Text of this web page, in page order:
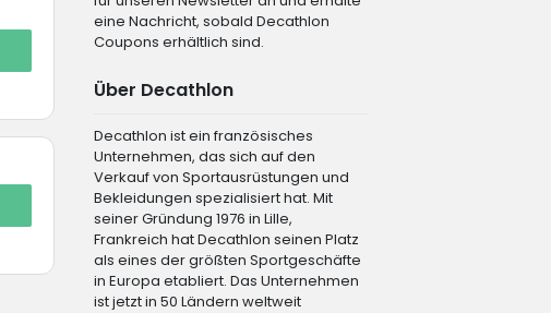
eine Nachricht, sobald Decathlon
Coupons erhältlich sind.
Über Decathlon
Decathlon ist ein französisches
Unternehmen, das sich auf den
Verkauf von Sportausrüstungen und
Bekleidungen spezialisiert hat. Mit
seiner Gründung 1976 in Lille,
Frankreich hat Decathlon seinen Platz
als eines der größten Sportgeschäfte
in Europa etabliert. Das Unternehmen
ist jetzt in 50 Ländern weltweit